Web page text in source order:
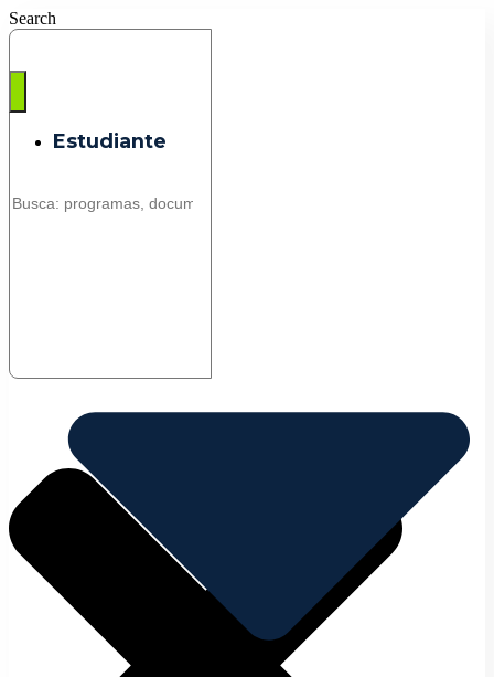
Saltar
al
Search
Estudiante